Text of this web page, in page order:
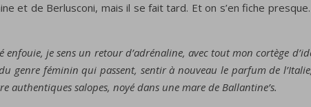
et de Berlusconi, mais il se fait tard. Et on s’en fiche
je sens un retour d’adrénaline, avec tout mon cortège
genre féminin qui passent, sentir à nouveau le parfum de
salopes, noyé dans une mare de Ballantine’s.